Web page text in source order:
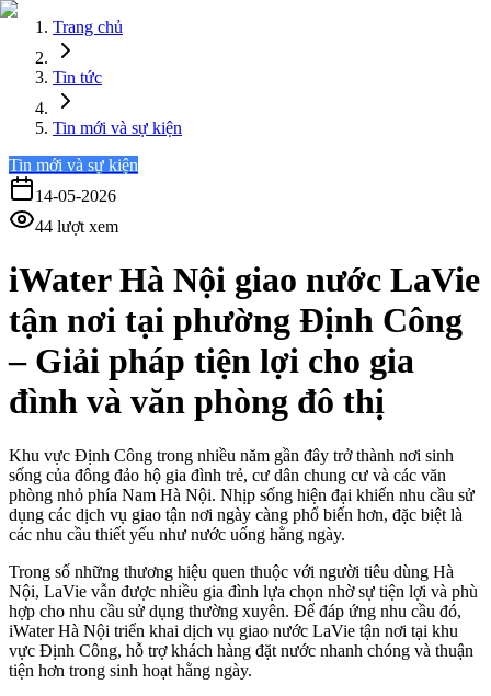
Trang chủ
Tin tức
Tin mới và sự kiện
Tin mới và sự kiện
14-05-2026
44 lượt xem
iWater Hà Nội giao nước LaVie
tận nơi tại phường Định Công
– Giải pháp tiện lợi cho gia
đình và văn phòng đô thị
Khu vực Định Công trong nhiều năm gần đây trở thành nơi sinh
sống của đông đảo hộ gia đình trẻ, cư dân chung cư và các văn
phòng nhỏ phía Nam Hà Nội. Nhịp sống hiện đại khiến nhu cầu sử
dụng các dịch vụ giao tận nơi ngày càng phổ biến hơn, đặc biệt là
các nhu cầu thiết yếu như nước uống hằng ngày.
Trong số những thương hiệu quen thuộc với người tiêu dùng Hà
Nội, LaVie vẫn được nhiều gia đình lựa chọn nhờ sự tiện lợi và phù
hợp cho nhu cầu sử dụng thường xuyên. Để đáp ứng nhu cầu đó,
iWater Hà Nội triển khai dịch vụ giao nước LaVie tận nơi tại khu
vực Định Công, hỗ trợ khách hàng đặt nước nhanh chóng và thuận
tiện hơn trong sinh hoạt hằng ngày.